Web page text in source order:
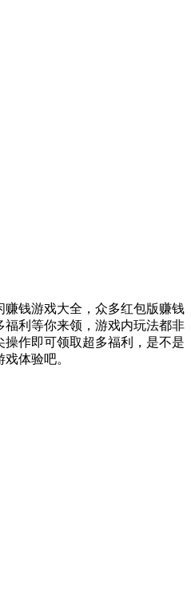
钱游戏大全，众多红包版赚钱
利等你来领，游戏内玩法都非
作即可领取超多福利，是不是
体验吧。